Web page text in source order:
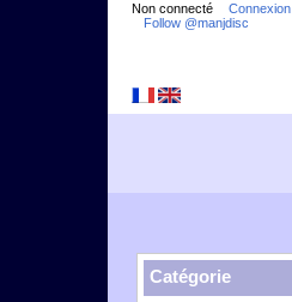
Non connecté
Connexion
Follow @manjdisc
Catégorie